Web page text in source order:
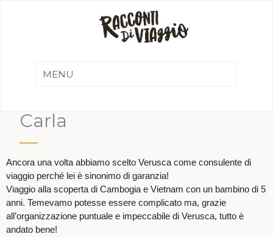
Carla
Ancora una volta abbiamo scelto Verusca come consulente di
viaggio perché lei è sinonimo di garanzia!
Viaggio alla scoperta di Cambogia e Vietnam con un bambino di 5
anni. Temevamo potesse essere complicato ma, grazie
all’organizzazione puntuale e impeccabile di Verusca, tutto è
andato bene!